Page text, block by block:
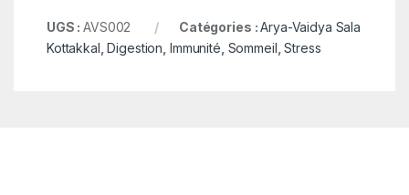
UGS :AVS002 Catégories :Arya-Vaidya Sala
Kottakkal ,Digestion Immunité Sommeil ,Stress